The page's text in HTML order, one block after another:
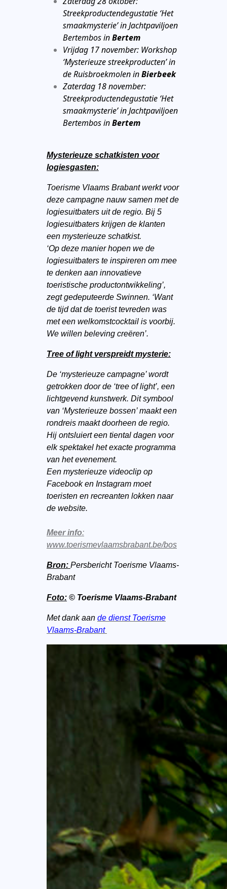
Streekproductendegustatie ‘Het
smaakmysterie’ in Jachtpaviljoen
Bertembos inBertem
Vrijdag 17 november: Workshop
‘Mysterieuze streekproducten’ in
de Ruisbroekmolen inBierbeek
Zaterdag 18 november:
Streekproductendegustatie ‘Het
smaakmysterie’ in Jachtpaviljoen
Bertembos inBertem
Mysterieuze schatkisten voor
logiesgasten:
Toerisme Vlaams Brabant werkt voor
deze campagne nauw samen met de
logiesuitbaters uit de regio. Bij 5
logiesuitbaters krijgen de klanten
een mysterieuze schatkist.
‘Op deze manier hopen we de
logiesuitbaters te inspireren om mee
te denken aan innovatieve
toeristische productontwikkeling’,
zegt gedeputeerde Swinnen. ‘Want
de tijd dat de toerist tevreden was
met een welkomstcocktail is voorbij.
We willen beleving creëren’.
Tree of light verspreidt mysterie:
De ‘mysterieuze campagne’ wordt
getrokken door de ‘tree of light’, een
lichtgevend kunstwerk. Dit symbool
van ‘Mysterieuze bossen’ maakt een
rondreis maakt doorheen de regio.
Hij ontsluiert een tiental dagen voor
elk spektakel het exacte programma
van het evenement.
Een mysterieuze videoclip op
Facebook en Instagram moet
toeristen en recreanten lokken naar
de website.
Meer info:
www.toerismevlaamsbrabant.be/bos
Bron: Persbericht Toerisme Vlaams-
Brabant
Foto:© Toerisme Vlaams-Brabant
Met dank aan de dienst Toerisme
Vlaams-Brabant